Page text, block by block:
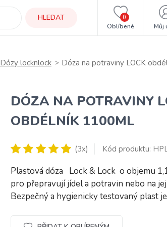
HLEDAT
Oblíbené
0
Můj
Dózy locknlock Dóza na potraviny LOCK
DÓZA NA POTRAVINY
OBDÉLNÍK 1100ML
(3x) Kód produktu:
Plastová dóza Lock & Lock o objemu
pro přepravují jídel a potravin nebo na
Bezpečný a hygienicky testovaný plast